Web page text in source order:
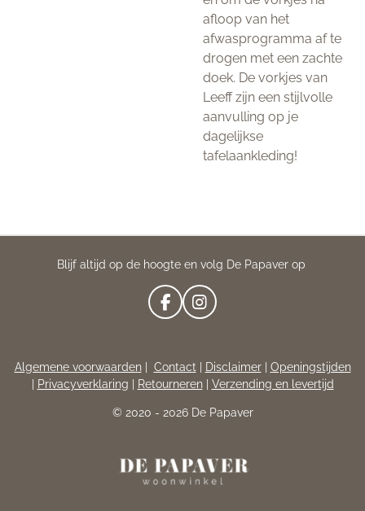
afloop van het
afwasprogramma af te
drogen met een zachte
doek. De vorkjes van
Leeff zijn een stijlvolle
aanvulling op je
dagelijkse
tafelaankleding!
Blijf altijd op de hoogte en volg De Papaver op
F
A
B
O
K
I
N
A
G
A
Algemene voorwaarden| Contact| Disclaimer| Openingstijden
Privacyverklaring Retourneren| Verzending en levertijd
© 2020 - 2026 De Papaver